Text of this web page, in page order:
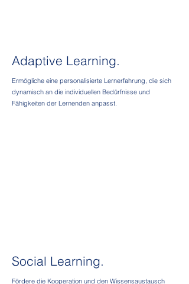
Adaptive Learning.
Ermögliche eine personalisierte Lernerfahrung, die sich
dynamisch an die individuellen Bedürfnisse und
Fähigkeiten der Lernenden anpasst.
Social Learning.
Fördere die Kooperation und den Wissensaustausch